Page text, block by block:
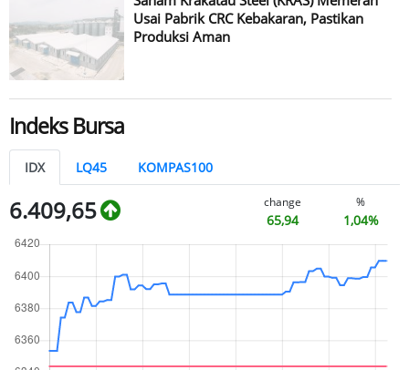
Usai Pabrik CRC Kebakaran, Pastikan
Produksi Aman
Indeks Bursa
IDX LQ45 KOMPAS100
6.409,65 change
65,94
%
1,04%